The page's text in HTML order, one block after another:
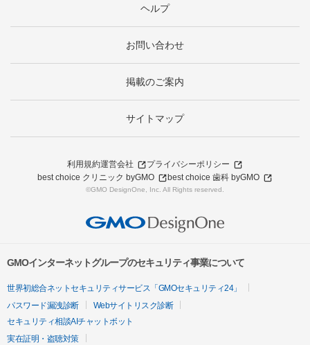
ヘルプ
お問い合わせ
掲載のご案内
サイトマップ
利用規約運営会社
プライバシーポリシー
best choice クリニック byGMO
best choice 歯科 byGMO
©GMO DesignOne, Inc. All Rights reserved.
GMOインターネットグループのセキュリティ事業について
世界初総合ネットセキュリティサービス「GMOセキュリティ24」
パスワード漏洩診断
Webサイトリスク診断
セキュリティ相談AIチャットボット
実在証明・盗聴対策